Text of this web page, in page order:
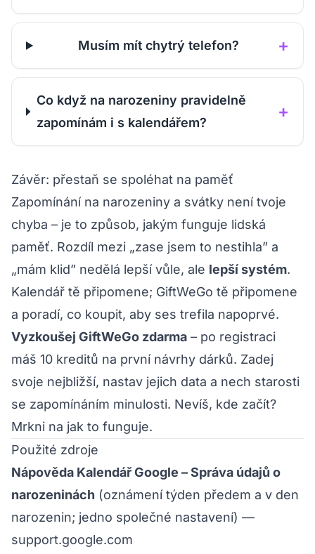
Musím mít chytrý telefon? +
Co když na narozeniny pravidelně
zapomínám i s kalendářem?
+
Závěr: přestaň se spoléhat na paměť
Zapomínání na narozeniny a svátky není tvoje
chyba – je to způsob, jakým funguje lidská
paměť. Rozdíl mezi „zase jsem to nestihla” a
„mám klid” nedělá lepší vůle, ale lepší systém.
Kalendář tě připomene; GiftWeGo tě připomene
a poradí, co koupit, aby ses trefila napoprvé.
Vyzkoušej GiftWeGo zdarma – po registraci
máš 10 kreditů na první návrhy dárků. Zadej
svoje nejbližší, nastav jejich data a nech starosti
se zapomínáním minulosti. Nevíš, kde začít?
Mrkni na jak to funguje.
Použité zdroje
Nápověda Kalendář Google – Správa údajů o
narozeninách (oznámení týden předem a v den
narozenin; jedno společné nastavení) —
support.google.com